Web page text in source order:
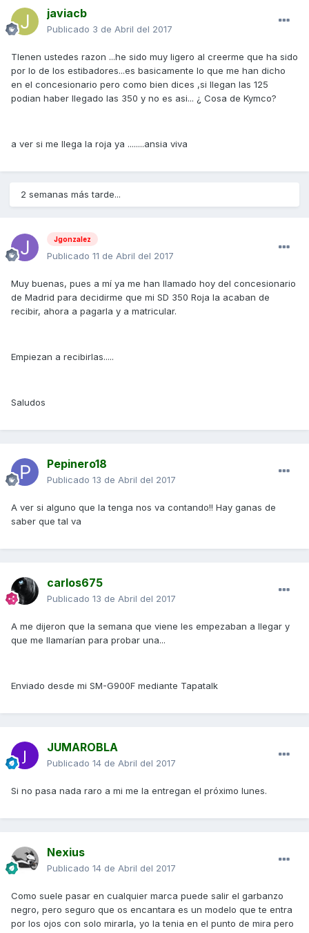
javiacb
Publicado 3 de Abril del 2017
TIenen ustedes razon ...he sido muy ligero al creerme que ha sido
por lo de los estibadores...es basicamente lo que me han dicho
en el concesionario pero como bien dices ,si llegan las 125
podian haber llegado las 350 y no es asi... ¿ Cosa de Kymco?
a ver si me llega la roja ya ........ansia viva
2 semanas más tarde...
Jgonzalez
Publicado 11 de Abril del 2017
Muy buenas, pues a mí ya me han llamado hoy del concesionario
de Madrid para decidirme que mi SD 350 Roja la acaban de
recibir, ahora a pagarla y a matricular.
Empiezan a recibirlas.....
Saludos
Pepinero18
Publicado 13 de Abril del 2017
A ver si alguno que la tenga nos va contando!! Hay ganas de
saber que tal va
carlos675
Publicado 13 de Abril del 2017
A me dijeron que la semana que viene les empezaban a llegar y
que me llamarían para probar una...
Enviado desde mi SM-G900F mediante Tapatalk
JUMAROBLA
Publicado 14 de Abril del 2017
Si no pasa nada raro a mi me la entregan el próximo lunes.
Nexius
Publicado 14 de Abril del 2017
Como suele pasar en cualquier marca puede salir el garbanzo
negro, pero seguro que os encantara es un modelo que te entra
por los ojos con solo mirarla, yo la tenia en el punto de mira pero